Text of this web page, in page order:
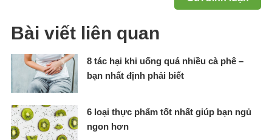
Bài viết liên quan
8 tác hại khi uống quá nhiều cà phê –
bạn nhất định phải biết
6 loại thực phẩm tốt nhất giúp bạn ngủ
ngon hơn